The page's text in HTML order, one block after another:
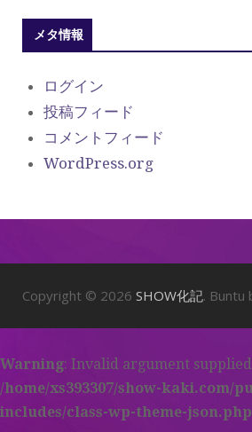
メタ情報
ログイン
投稿フィード
コメントフィード
WordPress.org
Copyright © 2026 SHOW化記. Buntu
Warning: Invalid argument
/home/xs393307/show-kaki.com/
includes/class-wp-theme-json.php